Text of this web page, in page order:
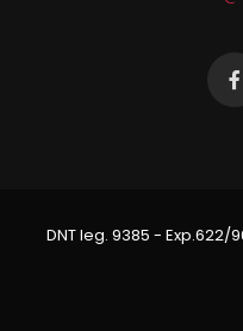
DNT leg. 9385 - Exp.622/